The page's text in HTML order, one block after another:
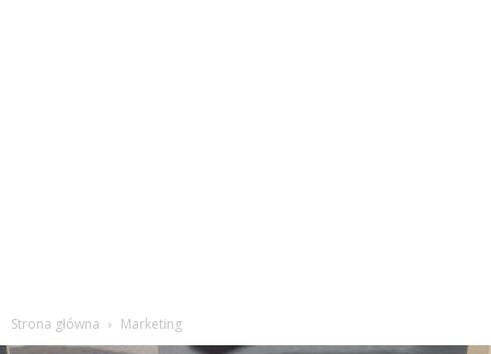
Strona główna Marketing